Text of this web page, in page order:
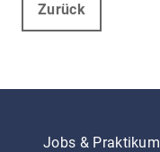
Zurück
Jobs & Praktikum